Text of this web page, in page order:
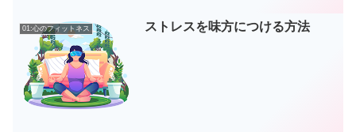
01:心のフィットネス ストレスを味方につける方法